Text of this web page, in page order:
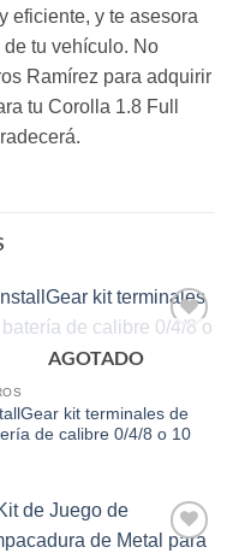
eficiente, y te asesora
tu vehículo. No
Ramírez para adquirir
tu Corolla 1.8 Full
AGOTADO
kit terminales de
de calibre 0/4/8 o 10